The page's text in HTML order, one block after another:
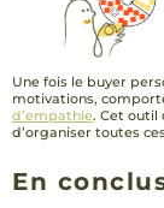
Une fois le buyer
motivations,
d’empathie. Cet outil
d’organiser toutes
En